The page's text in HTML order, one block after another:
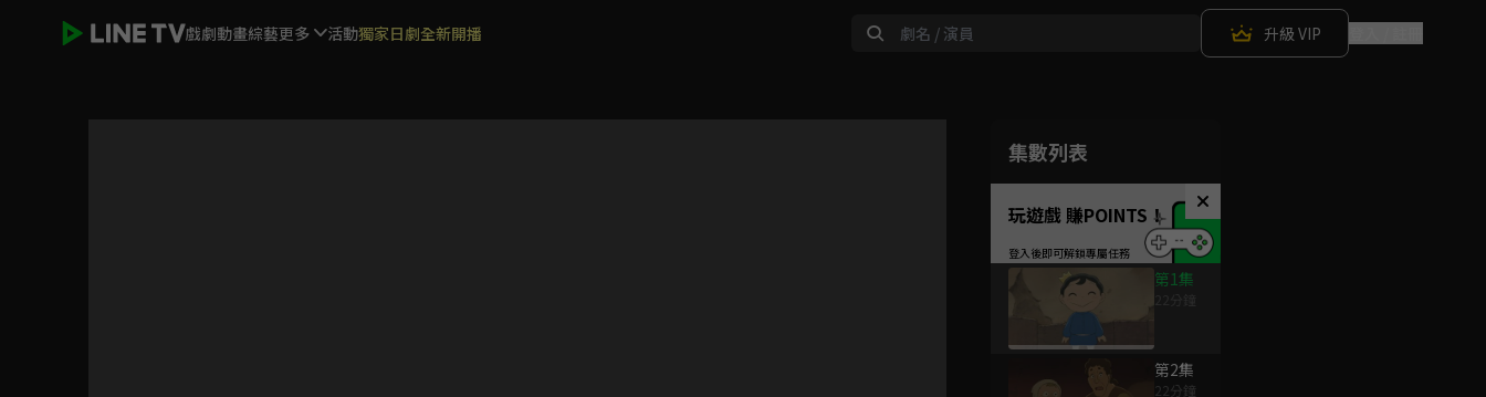
戲劇動畫綜藝更多 活動獨家日劇全新開播 升級 VIP
集數列表
玩遊戲 賺POINTS！
第1集
第2集
22分鐘